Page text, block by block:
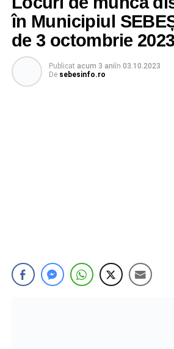
în Municipiul
de 3 octombrie 2023
Publicat acum 3 aniîn 03.10.2023
De sebesinfo.ro